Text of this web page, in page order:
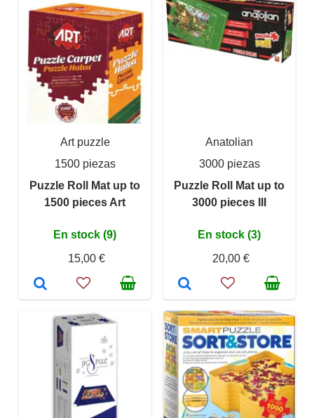
Art puzzle
1500 piezas
Puzzle Roll Mat up to
1500 pieces Art
En stock (9)
15,00 €
Anatolian
3000 piezas
Puzzle Roll Mat up to
3000 pieces III
En stock (3)
20,00 €